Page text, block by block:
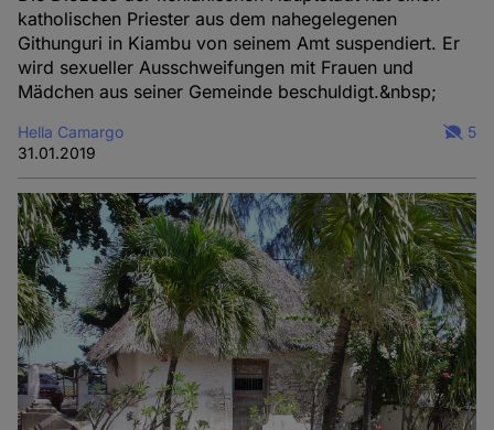
katholischen Priester aus dem nahegelegenen
Githunguri in Kiambu von seinem Amt suspendiert. Er
wird sexueller Ausschweifungen mit Frauen und
Mädchen aus seiner Gemeinde beschuldigt.&nbsp;
Hella Camargo
31.01.2019
5